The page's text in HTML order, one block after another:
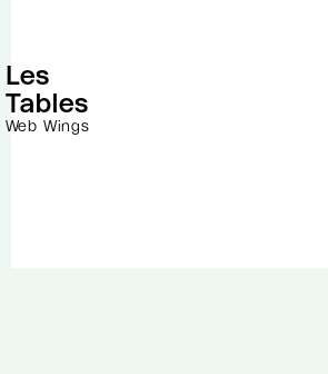
Les
Tables
Web Wings